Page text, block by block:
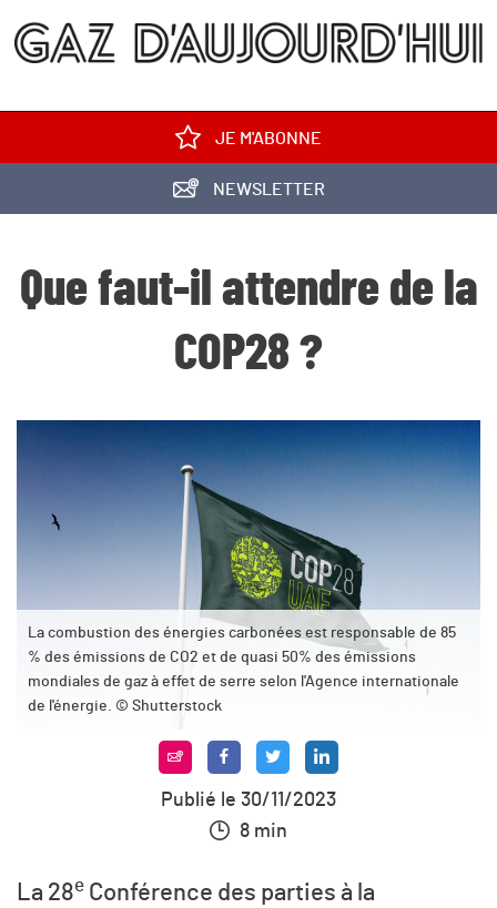
JE M'ABONNE
NEWSLETTER
Que faut-il attendre de la
COP28 ?
La combustion des énergies carbonées est responsable de 85
% des émissions de CO2 et de quasi 50% des émissions
mondiales de gaz à effet de serre selon l'Agence internationale
de l'énergie. © Shutterstock
Publié le 30/11/2023
8 min
La 28e Conférence des parties à la